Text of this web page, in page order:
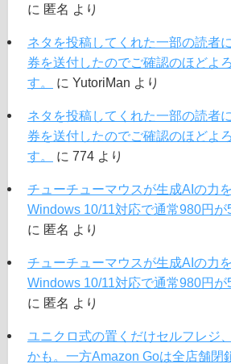
に 匿名 より
ネタを投稿してくれた一部の読者
券を送付したのでご確認のほどよ
す。
に YutoriMan より
ネタを投稿してくれた一部の読者
券を送付したのでご確認のほどよ
す。
に 774より
チューチューマウスが生成AIの力
Windows 10/11対応で通常980円が
に 匿名 より
チューチューマウスが生成AIの力
Windows 10/11対応で通常980円が
に 匿名 より
ユニクロ式の置くだけセルフレジ
かも。一方Amazon Goは全店舗閉